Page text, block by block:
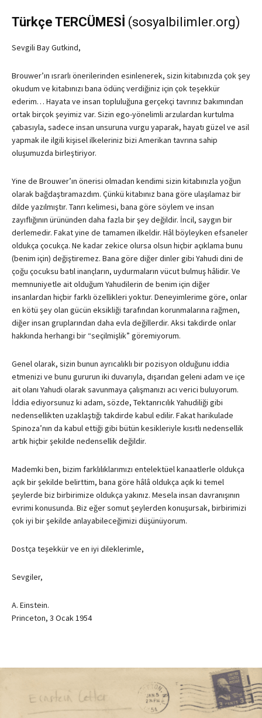
Türkçe TERCÜMESİ (sosyalbilimler.org)
Sevgili Bay Gutkind,
Brouwer’ın ısrarlı önerilerinden esinlenerek, sizin kitabınızda çok şey
okudum ve kitabınızı bana ödünç verdiğiniz için çok teşekkür
ederim… Hayata ve insan topluluğuna gerçekçi tavrınız bakımından
ortak birçok şeyimiz var. Sizin ego-yönelimli arzulardan kurtulma
çabasıyla, sadece insan unsuruna vurgu yaparak, hayatı güzel ve asil
yapmak ile ilgili kişisel ilkeleriniz bizi Amerikan tavrına sahip
oluşumuzda birleştiriyor.
Yine de Brouwer’ın önerisi olmadan kendimi sizin kitabınızla yoğun
olarak bağdaştıramazdım. Çünkü kitabınız bana göre ulaşılamaz bir
dilde yazılmıştır. Tanrı kelimesi, bana göre söylem ve insan
zayıflığının ürününden daha fazla bir şey değildir. İncil, saygın bir
derlemedir. Fakat yine de tamamen ilkeldir. Hâl böyleyken efsaneler
oldukça çocukça. Ne kadar zekice olursa olsun hiçbir açıklama bunu
(benim için) değiştiremez. Bana göre diğer dinler gibi Yahudi dini de
çoğu çocuksu batıl inançların, uydurmaların vücut bulmuş hâlidir. Ve
memnuniyetle ait olduğum Yahudilerin de benim için diğer
insanlardan hiçbir farklı özellikleri yoktur. Deneyimlerime göre, onlar
en kötü şey olan gücün eksikliği tarafından korunmalarına rağmen,
diğer insan gruplarından daha evla değillerdir. Aksi takdirde onlar
hakkında herhangi bir “seçilmişlik” göremiyorum.
Genel olarak, sizin bunun ayrıcalıklı bir pozisyon olduğunu iddia
etmenizi ve bunu gururun iki duvarıyla, dışarıdan geleni adam ve içe
ait olanı Yahudi olarak savunmaya çalışmanızı acı verici buluyorum.
İddia ediyorsunuz ki adam, sözde, Tektanrıcılık Yahudiliği gibi
nedensellikten uzaklaştığı takdirde kabul edilir. Fakat harikulade
Spinoza’nın da kabul ettiği gibi bütün kesikleriyle kısıtlı nedensellik
artık hiçbir şekilde nedensellik değildir.
Mademki ben, bizim farklılıklarımızı entelektüel kanaatlerle oldukça
açık bir şekilde belirttim, bana göre hâlâ oldukça açık ki temel
şeylerde biz birbirimize oldukça yakınız. Mesela insan davranışının
evrimi konusunda. Biz eğer somut şeylerden konuşursak, birbirimizi
çok iyi bir şekilde anlayabileceğimizi düşünüyorum.
Dostça teşekkür ve en iyi dileklerimle,
Sevgiler,
A. Einstein.
Princeton, 3 Ocak 1954